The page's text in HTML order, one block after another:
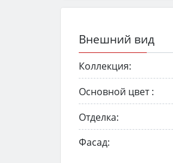
Внешний вид
Коллекция:
Основной цвет :
Отделка:
Фасад: